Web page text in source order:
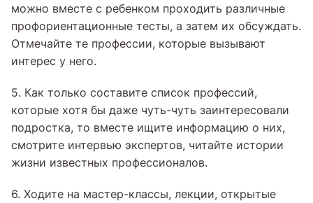
можно вместе с ребенком проходить различные
профориентационные тесты, а затем их обсуждать.
Отмечайте те профессии, которые вызывают
интерес у него.
5. Как только составите список профессий,
которые хотя бы даже чуть-чуть заинтересовали
подростка, то вместе ищите информацию о них,
смотрите интервью экспертов, читайте истории
жизни известных профессионалов.
6. Ходите на мастер-классы, лекции, открытые